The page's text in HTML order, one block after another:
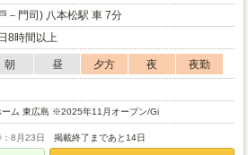
－門司) 八本松駅 車 7分
8時間以上
朝 昼 夕方 夜
夜勤
ーム 東広島 ※2025年11月オープン/Gi
8月23日 掲載終了まであと14日